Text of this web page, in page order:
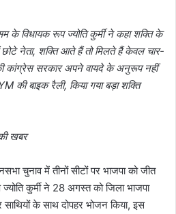
के विधायक रूप ज्योति कुर्मी ने कहा शक्ति के
छोटे नेता, शक्ति आते हैं तो मिलते हैं केवल चार-
कांग्रेस सरकार अपने वायदे के अनुरूप नहीं
की बाइक रैली, किया गया बड़ा शक्ति
खबर
चुनाव में तीनों सीटों पर भाजपा को जीत
कुर्मी ने 28 अगस्त को जिला भाजपा
साथियों के साथ दोपहर भोजन किया, इस